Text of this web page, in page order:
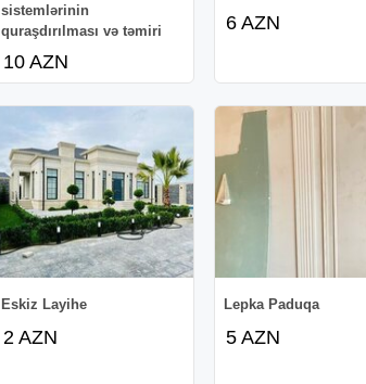
sistemlərinin
quraşdırılması və təmiri
10 AZN
6 AZN
Eskiz Layihe
2 AZN
Lepka Paduqa
5 AZN